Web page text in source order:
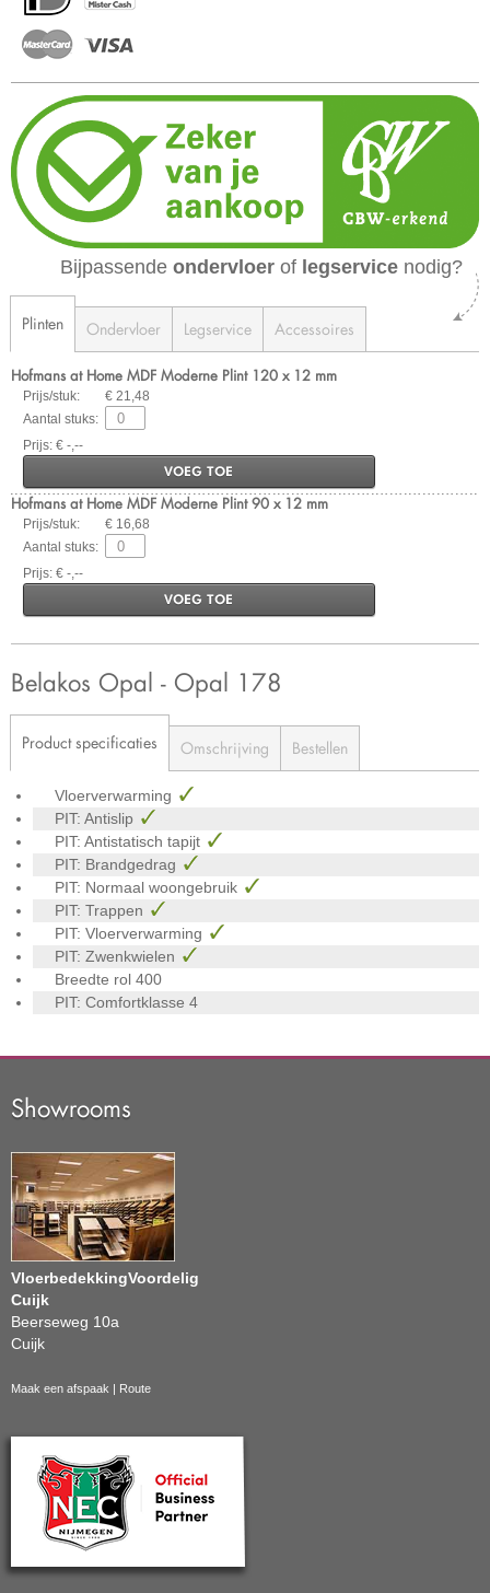
Bijpassende ondervloer of legservice nodig?
Plinten Ondervloer Legservice Accessoires
Hofmans at Home MDF Moderne Plint 120 x 12 mm
Prijs/stuk:
€ 21,48
Aantal stuks:
Prijs: € -,--
VOEG TOE
Hofmans at Home MDF Moderne Plint 90 x 12 mm
Prijs/stuk:
€ 16,68
Aantal stuks:
Prijs: € -,--
VOEG TOE
Belakos Opal - Opal 178
Product specificaties Omschrijving Bestellen
Vloerverwarming
PIT: Antislip
PIT: Antistatisch tapijt
PIT: Brandgedrag
PIT: Normaal woongebruik
PIT: Trappen
PIT: Vloerverwarming
PIT: Zwenkwielen
Breedte rol 400
PIT: Comfortklasse 4
Showrooms
VloerbedekkingVoordelig
Cuijk
Beerseweg 10a
Cuijk
Maak een afspaak Route